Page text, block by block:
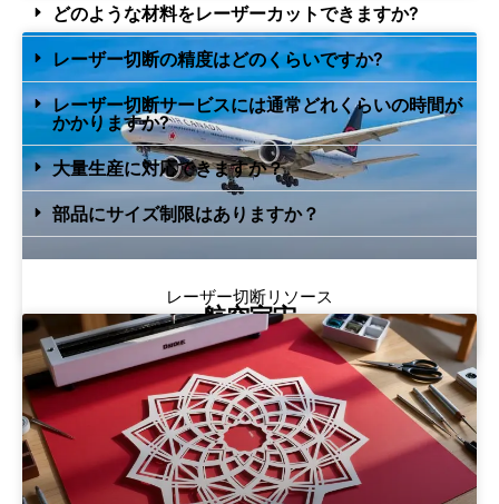
航空宇宙
どのような材料をレーザーカットできますか?
レーザー切断の精度はどのくらいですか?
レーザー切断サービスには通常どれくらいの時間が
かかりますか?
大量生産に対応できますか？
部品にサイズ制限はありますか？
レーザー切断リソース